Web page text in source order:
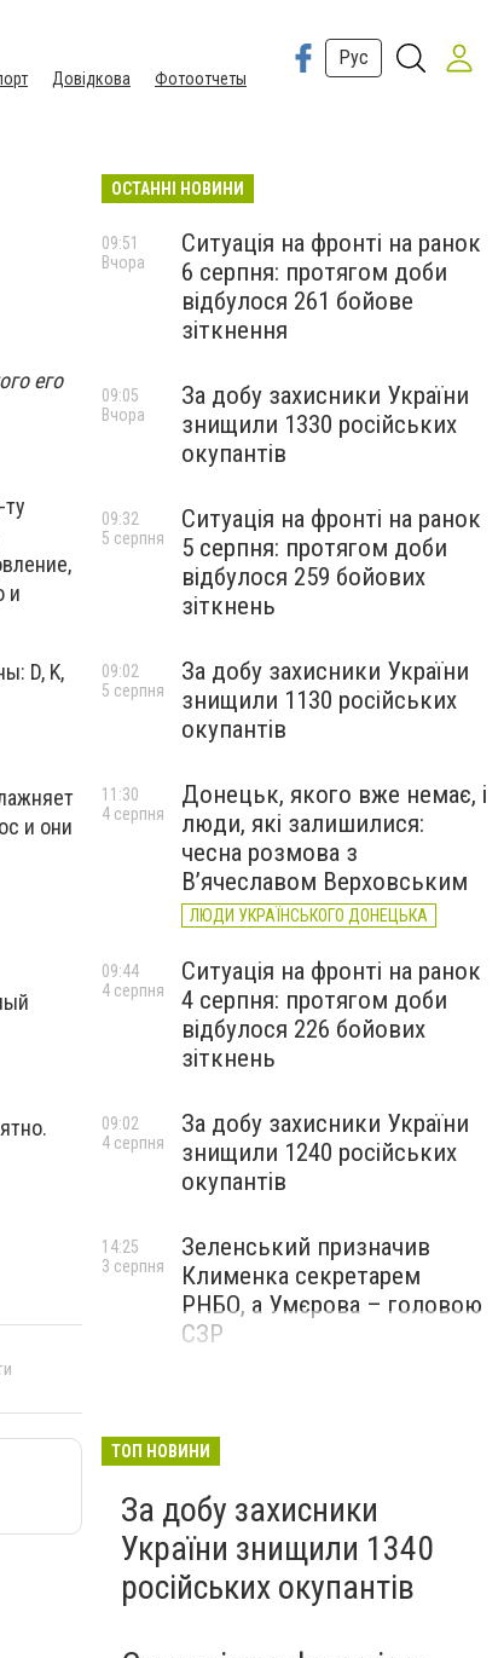
Довідкова Фотоотчеты
Рус
его
и
D, K,
и они
ОСТАННІ НОВИНИ
Ситуація на фронті на ранок
6 серпня: протягом доби
відбулося 261 бойове
зіткнення
09:51
Вчора
За добу захисники України
знищили 1330 російських
окупантів
09:05
Вчора
Ситуація на фронті на ранок
5 серпня: протягом доби
відбулося 259 бойових
зіткнень
09:32
5 серпня
За добу захисники України
знищили 1130 російських
окупантів
09:02
5 серпня
Донецьк, якого вже немає, і
люди, які залишилися:
чесна розмова з
В’ячеславом Верховським
ЛЮДИ УКРАЇНСЬКОГО ДОНЕЦЬКА
11:30
4 серпня
Ситуація на фронті на ранок
4 серпня: протягом доби
відбулося 226 бойових
зіткнень
09:44
4 серпня
За добу захисники України
знищили 1240 російських
окупантів
09:02
4 серпня
Зеленський призначив
Клименка секретарем
РНБО, а Умєрова – головою
СЗР
14:25
3 серпня
ТОП НОВИНИ
За добу захисники
України знищили 1340
російських окупантів